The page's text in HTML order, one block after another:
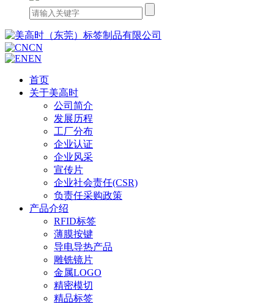
CN
EN
首页
关于美高时
公司简介
发展历程
工厂分布
企业认证
企业风采
宣传片
企业社会责任(CSR)
负责任采购政策
产品介绍
RFID标签
薄膜按键
导电导热产品
雕铣镜片
金属LOGO
精密模切
精品标签